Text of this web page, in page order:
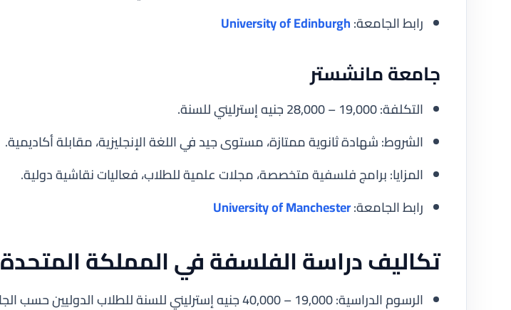
رابط الجامعة:University of Edinburgh
جامعة مانشستر
التكلفة: 19,000 – 28,000 جنيه إسترليني للسنة.
الشروط: شهادة ثانوية ممتازة، مستوى جيد في اللغة الإنجليزية، مقابلة أكاديمية.
المزايا: برامج فلسفية متخصصة، مجلات علمية للطلاب، فعاليات نقاشية دولية.
رابط الجامعة:University of Manchester
تكاليف دراسة الفلسفة في المملكة المتحدة
الرسوم الدراسية: 19,000 – 40,000 جنيه إسترليني للسنة للطلاب الدوليين حسب الجامعة.